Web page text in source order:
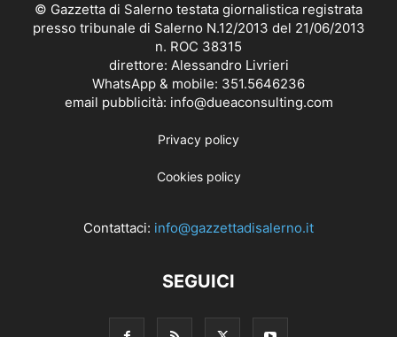
© Gazzetta di Salerno testata giornalistica registrata
presso tribunale di Salerno N.12/2013 del 21/06/2013
n. ROC 38315
direttore: Alessandro Livrieri
WhatsApp & mobile: 351.5646236
email pubblicità: info@dueaconsulting.com
Privacy policy
Cookies policy
Contattaci: info@gazzettadisalerno.it
SEGUICI